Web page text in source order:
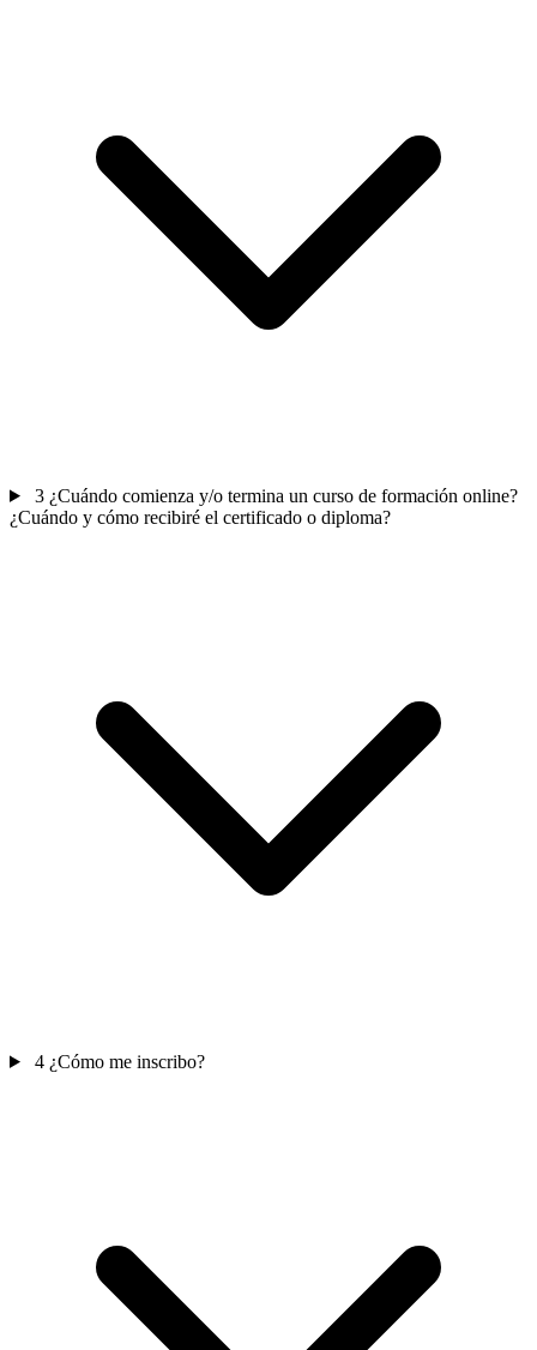
3 ¿Cuándo comienza y/o termina un curso de formación online?
¿Cuándo y cómo recibiré el certificado o diploma?
4 ¿Cómo me inscribo?